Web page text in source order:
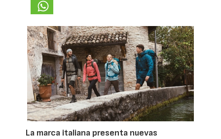
La marca italiana presenta nuevas